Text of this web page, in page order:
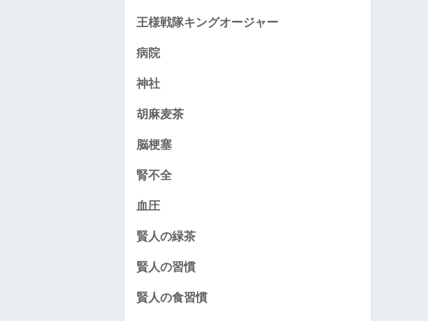
王様戦隊キングオージャー
病院
神社
胡麻麦茶
脳梗塞
腎不全
血圧
賢人の緑茶
賢人の習慣
賢人の食習慣